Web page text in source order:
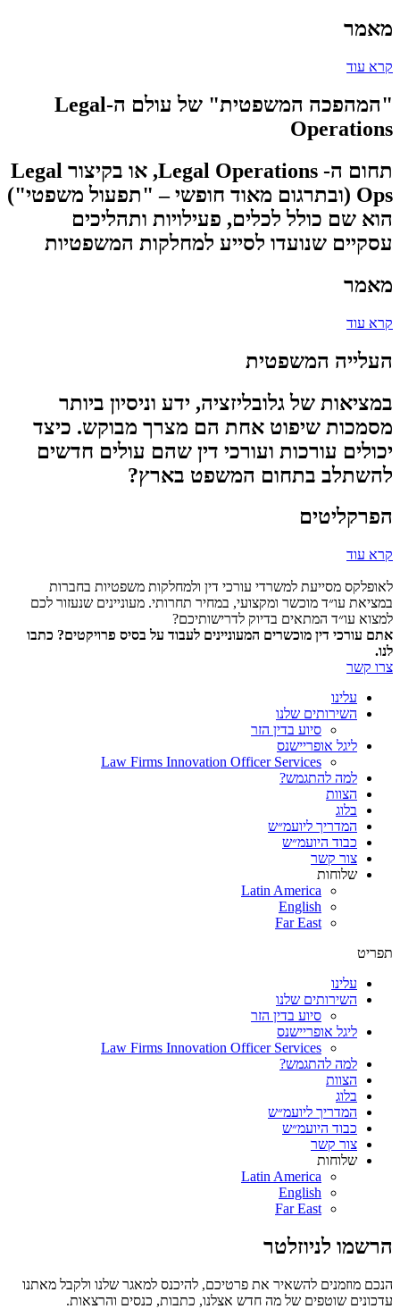
מאמר
קרא עוד
"המהפכה המשפטית" של עולם ה-Legal
Operations
תחום ה- Legal Operations, או בקיצור Legal
Ops (ובתרגום מאוד חופשי – "תפעול משפטי")
הוא שם כולל לכלים, פעילויות ותהליכים
עסקיים שנועדו לסייע למחלקות המשפטיות
מאמר
קרא עוד
העלייה המשפטית
במציאות של גלובליזציה, ידע וניסיון ביותר
מסמכות שיפוט אחת הם מצרך מבוקש. כיצד
יכולים עורכות ועורכי דין שהם עולים חדשים
להשתלב בתחום המשפט בארץ?
הפרקליטים
קרא עוד
לאופלקס מסייעת למשרדי עורכי דין ולמחלקות משפטיות בחברות
במציאת עו״ד מוכשר ומקצועי, במחיר תחרותי. מעוניינים שנעזור לכם
למצוא עו״ד המתאים בדיוק לדרישותיכם?
אתם עורכי דין מוכשרים המעוניינים לעבוד על בסיס פרויקטים? כתבו
לנו.
צרו קשר
עלינו
השירותים שלנו
סיוע בדין הזר
ליגל אופריישנס
Law Firms Innovation Officer Services
למה להתגמש?
הצוות
בלוג
המדריך ליועמ״ש
כבוד היועמ״ש
צור קשר
שלוחות
Latin America
English
Far East
תפריט
עלינו
השירותים שלנו
סיוע בדין הזר
ליגל אופריישנס
Law Firms Innovation Officer Services
למה להתגמש?
הצוות
בלוג
המדריך ליועמ״ש
כבוד היועמ״ש
צור קשר
שלוחות
Latin America
English
Far East
הרשמו לניוזלטר
הנכם מוזמנים להשאיר את פרטיכם, להיכנס למאגר שלנו ולקבל מאתנו
עדכונים שוטפים של מה חדש אצלנו, כתבות, כנסים והרצאות.